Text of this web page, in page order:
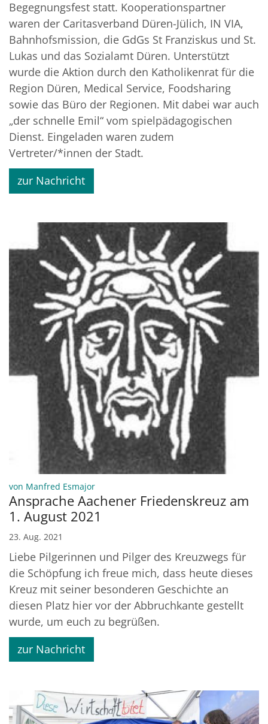
Begegnungsfest statt. Kooperationspartner
waren der Caritasverband Düren-Jülich, IN VIA,
Bahnhofsmission, die GdGs St Franziskus und St.
Lukas und das Sozialamt Düren. Unterstützt
wurde die Aktion durch den Katholikenrat für die
Region Düren, Medical Service, Foodsharing
sowie das Büro der Regionen. Mit dabei war auch
„der schnelle Emil“ vom spielpädagogischen
Dienst. Eingeladen waren zudem
Vertreter/*innen der Stadt.
zur Nachricht
von Manfred Esmajor:
Ansprache Aachener Friedenskreuz am
1. August 2021
23. Aug. 2021
Liebe Pilgerinnen und Pilger des Kreuzwegs für
die Schöpfung ich freue mich, dass heute dieses
Kreuz mit seiner besonderen Geschichte an
diesen Platz hier vor der Abbruchkante gestellt
wurde, um euch zu begrüßen.
zur Nachricht